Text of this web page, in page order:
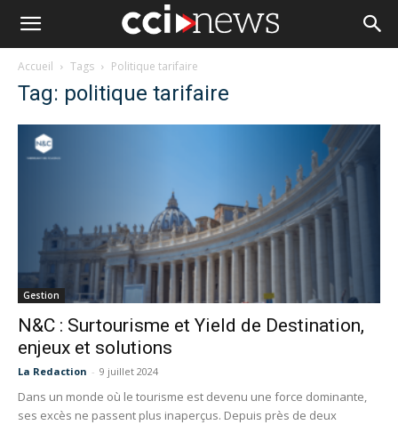
Accueil Tags Politique tarifaire
Tag: politique tarifaire
Gestion
N&C : Surtourisme et Yield de Destination,
enjeux et solutions
La Redaction - 9 juillet 2024
Dans un monde où le tourisme est devenu une force dominante,
ses excès ne passent plus inaperçus. Depuis près de deux